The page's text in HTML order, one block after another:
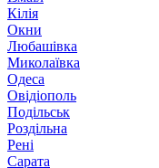
Кілія
Окни
Любашівка
Миколаївка
Одеса
Овідіополь
Подільськ
Роздільна
Рені
Сарата